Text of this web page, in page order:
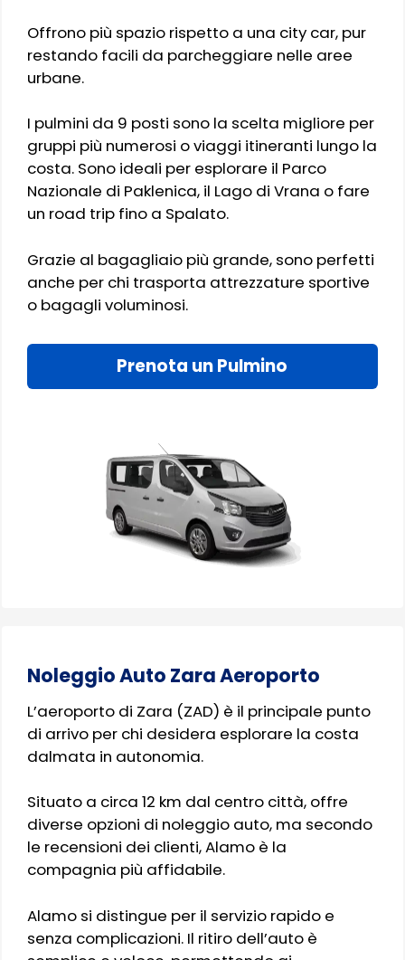
Offrono più spazio rispetto a una city car, pur
restando facili da parcheggiare nelle aree
urbane.
I pulmini da 9 posti sono la scelta migliore per
gruppi più numerosi o viaggi itineranti lungo la
costa. Sono ideali per esplorare il Parco
Nazionale di Paklenica, il Lago di Vrana o fare
un road trip fino a Spalato.
Grazie al bagagliaio più grande, sono perfetti
anche per chi trasporta attrezzature sportive
o bagagli voluminosi.
Prenota un Pulmino
Noleggio Auto Zara Aeroporto
L’aeroporto di Zara (ZAD) è il principale punto
di arrivo per chi desidera esplorare la costa
dalmata in autonomia.
Situato a circa 12 km dal centro città, offre
diverse opzioni di noleggio auto, ma secondo
le recensioni dei clienti, Alamo è la
compagnia più affidabile.
Alamo si distingue per il servizio rapido e
senza complicazioni. Il ritiro dell’auto è